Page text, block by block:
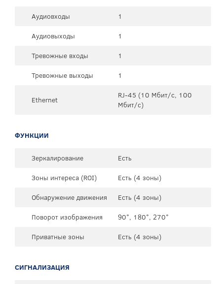
Аудиовходы
1
Аудиовыходы
1
Тревожные входы
1
Тревожные выходы
1
Ethernet
RJ-45 (10 Мбит/с, 100
Мбит/с)
ФУНКЦИИ
Зеркалирование
Есть
Зоны интереса (ROI)
Есть (4 зоны)
Обнаружение движения
Есть (4 зоны)
Поворот изображения
90°, 180°, 270°
Приватные зоны
Есть (4 зоны)
СИГНАЛИЗАЦИЯ